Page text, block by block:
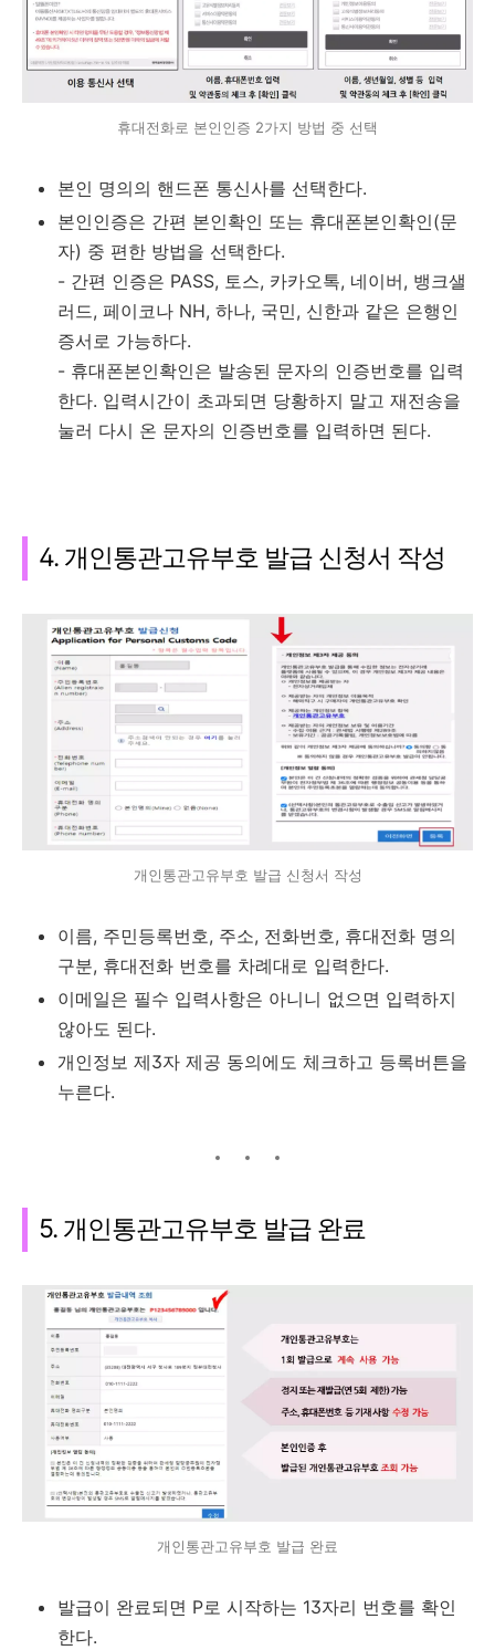
휴대전화로 본인인증 2가지 방법 중 선택
본인 명의의 핸드폰 통신사를 선택한다.
본인인증은 간편 본인확인 또는 휴대폰본인확인(문
자) 중 편한 방법을 선택한다.
- 간편 인증은 PASS, 토스, 카카오톡, 네이버, 뱅크샐
러드, 페이코나 NH, 하나, 국민, 신한과 같은 은행인
증서로 가능하다.
- 휴대폰본인확인은 발송된 문자의 인증번호를 입력
한다. 입력시간이 초과되면 당황하지 말고 재전송을
눌러 다시 온 문자의 인증번호를 입력하면 된다.
4. 개인통관고유부호 발급 신청서 작성
개인통관고유부호 발급 신청서 작성
이름, 주민등록번호, 주소, 전화번호, 휴대전화 명의
구분, 휴대전화 번호를 차례대로 입력한다.
이메일은 필수 입력사항은 아니니 없으면 입력하지
않아도 된다.
개인정보 제3자 제공 동의에도 체크하고 등록버튼을
누른다.
5. 개인통관고유부호 발급 완료
개인통관고유부호 발급 완료
발급이 완료되면 P로 시작하는 13자리 번호를 확인
한다.